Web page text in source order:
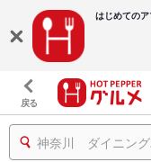
はじめての
戻る
神奈川 ダイニン